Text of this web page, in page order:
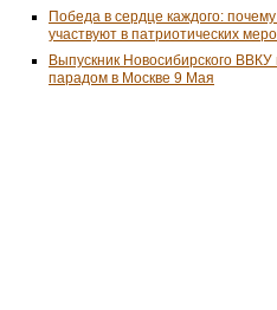
Победа в сердце каждого:
участвуют в патриотических
Выпускник Новосибирского
парадом в Москве 9 Мая